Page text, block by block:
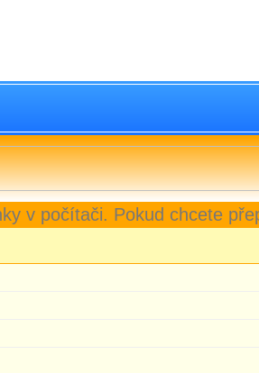
v počítači. Pokud chcete